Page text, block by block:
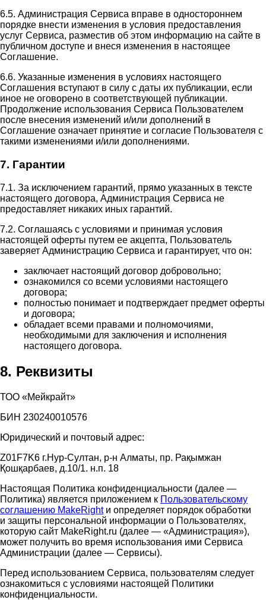
6.5. Администрация Сервиса вправе в одностороннем
порядке внести изменения в условия предоставления
услуг Сервиса, разместив об этом информацию на сайте в
публичном доступе и внеся изменения в настоящее
Соглашение.
6.6. Указанные изменения в условиях настоящего
Соглашения вступают в силу с даты их публикации, если
иное не оговорено в соответствующей публикации.
Продолжение использования Сервиса Пользователем
после внесения изменений и/или дополнений в
Соглашение означает принятие и согласие Пользователя с
такими изменениями и/или дополнениями.
7. Гарантии
7.1. За исключением гарантий, прямо указанных в тексте
настоящего договора, Администрация Сервиса не
предоставляет никаких иных гарантий.
7.2. Соглашаясь с условиями и принимая условия
настоящей оферты путем ее акцепта, Пользователь
заверяет Администрацию Сервиса и гарантирует, что он:
заключает настоящий договор добровольно;
ознакомился со всеми условиями настоящего
договора;
полностью понимает и подтверждает предмет оферты
и договора;
обладает всеми правами и полномочиями,
необходимыми для заключения и исполнения
настоящего договора.
8. Реквизиты
ТОО «Мейкрайт»
БИН 230240010576
Юридический и почтовый адрес:
Z01F7K6 г.Нур-Султан, р-н Алматы, пр. Рақымжан
Қошқарбаев, д.10/1. н.п. 18
Настоящая Политика конфиденциальности (далее —
Политика) является приложением к Пользовательскому
соглашению MakeRightи определяет порядок обработки
и защиты персональной информации о Пользователях,
которую сайт MakeRight.ru (далее — «Администрация»),
может получить во время использования ими Cервиса
Администрации (далее — Сервисы).
Перед использованием Сервиса, пользователям следует
ознакомиться с условиями настоящей Политики
конфиденциальности.